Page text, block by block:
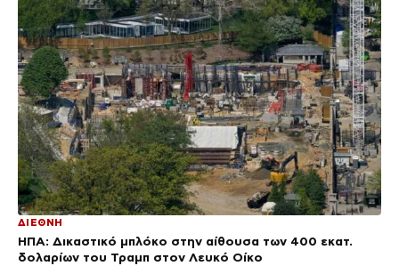
ΔΙΕΘΝΗ
ΗΠΑ: Δικαστικό μπλόκο στην αίθουσα των 400 εκατ.
δολαρίων του Τραμπ στον Λευκό Οίκο